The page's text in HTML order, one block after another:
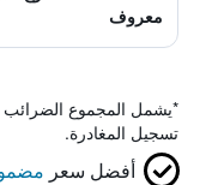
معروف
*يشمل المجموع الضرائب
تسجيل المغادرة.
أفضل سعر